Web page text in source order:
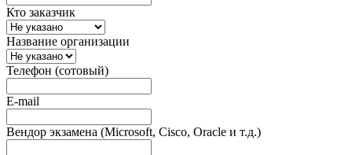
Кто заказчик
Название организации
Телефон (сотовый)
E-mail
Вендор экзамена (Microsoft, Cisco, Oracle и т.д.)